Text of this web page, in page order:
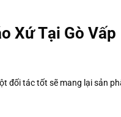
Xứ Tại Gò Vấp
đối tác tốt sẽ mang lại sản